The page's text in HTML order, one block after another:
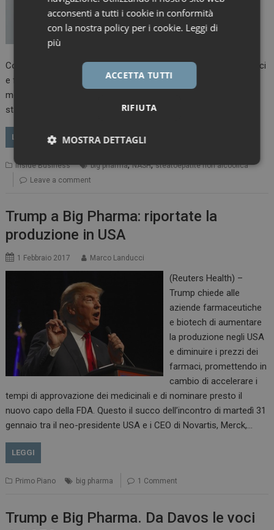
stanno sviluppando
Con le pressioni sui prezzi che riducono le vendite di antidiabetici
e farmaci per l’artrite reumatoide e con un campo oncologico
molto affollato di terapie, le grandi aziende farmaceutiche
starebbero guardando alla…
LEGGI
Inside Business big pharma,NASH,steatoepatite non alcoolica
Leave a comment
Trump a Big Pharma: riportate la
produzione in USA
1 Febbraio 2017 Marco Landucci
(Reuters Health) –
Trump chiede alle
aziende farmaceutiche
e biotech di aumentare
la produzione negli USA
e diminuire i prezzi dei
farmaci, promettendo in
cambio di accelerare i
tempi di approvazione dei medicinali e di nominare presto il
nuovo capo della FDA. Questo il succo dell’incontro di martedì 31
gennaio tra il neo-presidente USA e i CEO di Novartis, Merck,…
LEGGI
Primo Piano big pharma 1 Comment
Trump e Big Pharma. Da Davos le voci
acconsenti a tutti i cookie in conformità
con la nostra policy per i cookie. Leggi di
più
ACCETTA TUTTI
RIFIUTA
MOSTRA DETTAGLI
Necessari Marketing
I cookie necessari contribuiscono a rendere fruibile il
sito web abilitandone funzionalità di base quali la
navigazione sulle pagine e l'accesso alle aree
protette del sito. Il sito web non è in grado di
funzionare correttamente senza questi cookie.
NOME
FORNITORE / DOMINIO
SCADENZA
_ga
Google LLC
1 anno 1